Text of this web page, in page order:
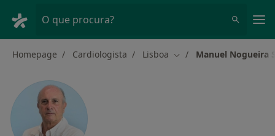
O que procura?
Homepage Cardiologista Lisboa Mudar de cidade
Manuel Nogueira